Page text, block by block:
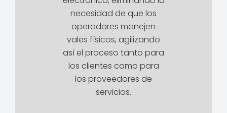
necesidad de que los
operadores manejen
vales físicos, agilizando
así el proceso tanto para
los clientes como para
los proveedores de
servicios.